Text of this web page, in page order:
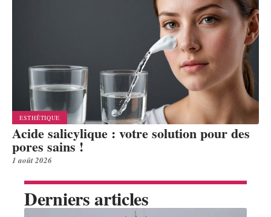
ESTHÉTIQUE
Acide salicylique : votre solution pour des
pores sains !
1 août 2026
Derniers articles